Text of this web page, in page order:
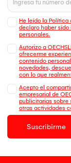
He leído la Política
declaro haber sido
personales.
Autorizo a
ofrecerme
contenido
novedades,
con lo que
Acepto el
empresarial de
publicitarias sobre
otras actividades
Suscribirme